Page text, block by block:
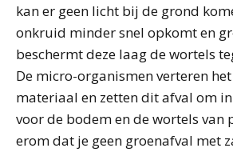
kan er geen licht bij de grond
onkruid minder snel opkomt en
beschermt deze laag de wortels
De micro-organismen verteren
materiaal en zetten dit afval om
voor de bodem en de wortels van
erom dat je geen groenafval met